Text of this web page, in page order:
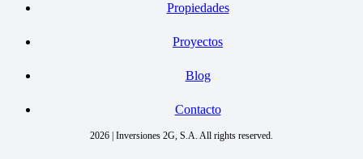
Propiedades
Proyectos
Blog
Contacto
2026 | Inversiones 2G, S.A. All rights reserved.